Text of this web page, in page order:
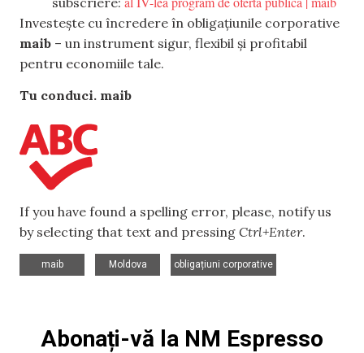
Investește cu încredere în obligațiunile corporative
maib – un instrument sigur, flexibil și profitabil
pentru economiile tale.
Tu conduci. maib
If you have found a spelling error, please, notify us
by selecting that text and pressing Ctrl+Enter.
maib
Moldova
obligațiuni corporative
Abonați-vă la NM Espresso